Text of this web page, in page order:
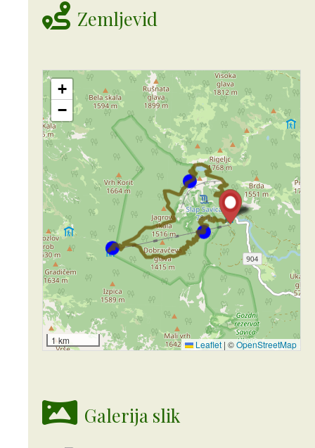
Zemljevid
+
−
1 km Leaflet | ©OpenStreetMap
Galerija slik